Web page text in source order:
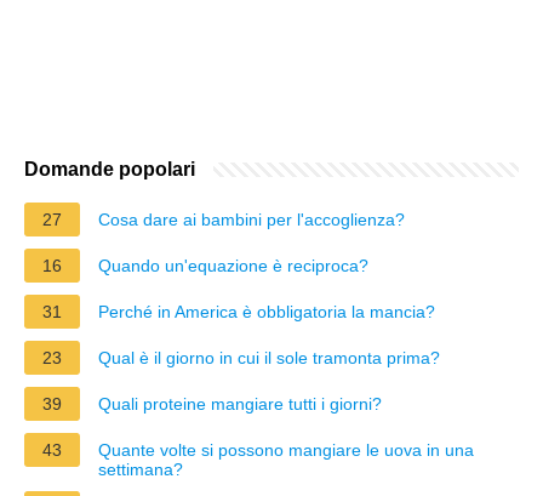
Domande popolari
27 Cosa dare ai bambini per l'accoglienza?
16 Quando un'equazione è reciproca?
31 Perché in America è obbligatoria la mancia?
23 Qual è il giorno in cui il sole tramonta prima?
39 Quali proteine mangiare tutti i giorni?
43
Quante volte si possono mangiare le uova in una
settimana?